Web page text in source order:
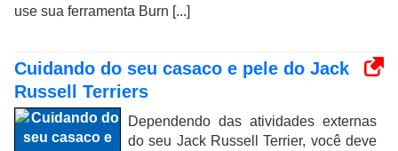
use sua ferramenta Burn [...]
Cuidando do seu casaco e pele do Jack
Russell Terriers
Dependendo das atividades externas
do seu Jack Russell Terrier, você deve